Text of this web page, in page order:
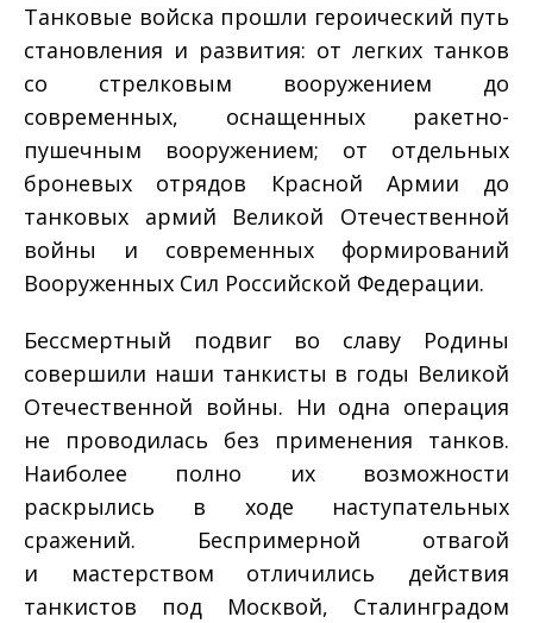
Танковые войска прошли героический путь
становления и развития: от легких танков
со стрелковым вооружением до
современных, оснащенных ракетно-
пушечным вооружением; от отдельных
броневых отрядов Красной Армии до
танковых армий Великой Отечественной
войны и современных формирований
Вооруженных Сил Российской Федерации.
Бессмертный подвиг во славу Родины
совершили наши танкисты в годы Великой
Отечественной войны. Ни одна операция
не проводилась без применения танков.
Наиболее полно их возможности
раскрылись в ходе наступательных
сражений. Беспримерной отвагой
и мастерством отличились действия
танкистов под Москвой, Сталинградом